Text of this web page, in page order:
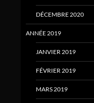
DÉCEMBRE 2020
ANNÉE 2019
JANVIER 2019
FÉVRIER 2019
MARS 2019